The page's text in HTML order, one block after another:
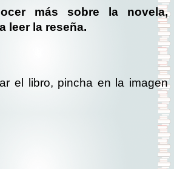
más sobre la novela,
leer la reseña.
el libro, pincha en la imagen